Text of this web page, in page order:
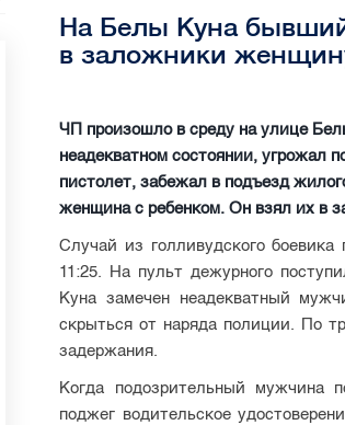
На Белы Куна
в заложники
ЧП произошло в среду на улице
неадекватном состоянии, угрожал
пистолет, забежал в подъезд
женщина с ребенком. Он взял их в
Случай из голливудского
11:25. На пульт дежурного
Куна замечен неадекватный
скрыться от наряда полиции. По
задержания.
Когда подозрительный мужчина
поджег водительское